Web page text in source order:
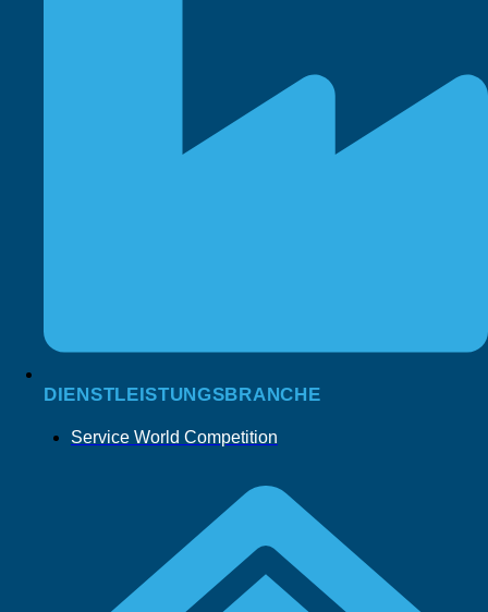
DIENSTLEISTUNGSBRANCHE
Service World Competition